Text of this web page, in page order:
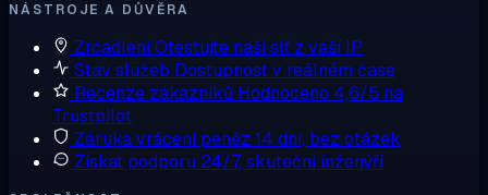
NÁSTROJE A DŮVĚRA
ZrcadleníOtestujte naši síť z vaší IP
Stav služeb Dostupnost v reálném čase
Recenze zákazníků Hodnoceno 4,6/5 na
Trustpilot
Záruka vrácení peněz 14 dní, bez otázek
Získat podporu 24/7, skuteční inženýři